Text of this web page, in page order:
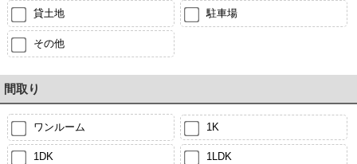
貸土地 駐車場
その他
間取り
ワンルーム 1K
1DK 1LDK